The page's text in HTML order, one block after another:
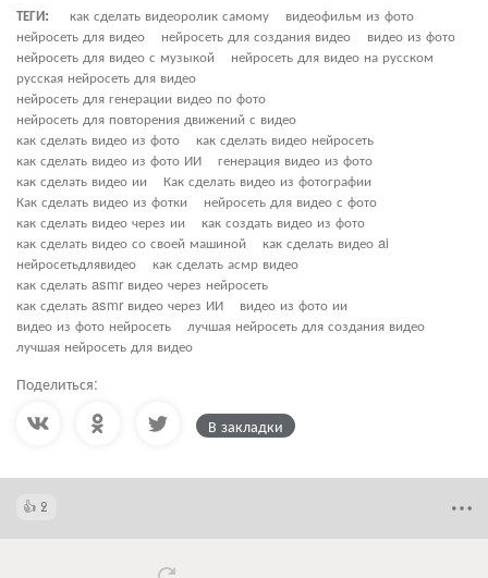
ТЕГИ:
как сделать видеоролик самому
видеофильм из фото
нейросеть для видео
нейросеть для создания видео
видео из фото
нейросеть для видео с музыкой
нейросеть для видео на русском
русская нейросеть для видео
нейросеть для генерации видео по фото
нейросеть для повторения движений с видео
как сделать видео из фото
как сделать видео нейросеть
как сделать видео из фото ИИ
генерация видео из фото
как сделать видео ии
Как сделать видео из фотографии
Как сделать видео из фотки
нейросеть для видео с фото
как сделать видео через ии
как создать видео из фото
как сделать видео со своей машиной
как сделать видео ai
нейросетьдлявидео
как сделать асмр видео
как сделать asmr видео через нейросеть
как сделать asmr видео через ИИ
видео из фото ии
видео из фото нейросеть
лучшая нейросеть для создания видео
лучшая нейросеть для видео
Поделиться:
В закладки
2